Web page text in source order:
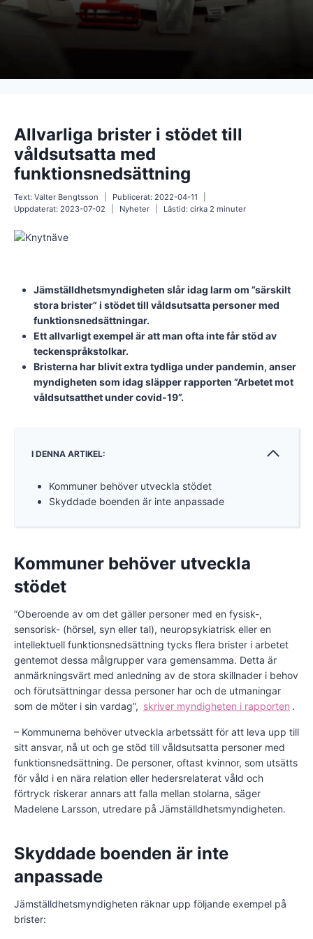
Allvarliga brister i stödet till
våldsutsatta med
funktionsnedsättning
Text: Valter Bengtsson Publicerat: 2022-04-11
Uppdaterat: 2023-07-02 Nyheter Lästid: cirka2minuter
Jämställdhetsmyndigheten slår idag larm om ”särskilt
stora brister” i stödet till våldsutsatta personer med
funktionsnedsättningar.
Ett allvarligt exempel är att man ofta inte får stöd av
teckenspråkstolkar.
Bristerna har blivit extra tydliga under pandemin, anser
myndigheten som idag släpper rapporten ”Arbetet mot
våldsutsatthet under covid-19”.
I DENNA ARTIKEL:
Kommuner behöver utveckla stödet
Skyddade boenden är inte anpassade
Kommuner behöver utveckla
stödet
”Oberoende av om det gäller personer med en fysisk-,
sensorisk- (hörsel, syn eller tal), neuropsykiatrisk eller en
intellektuell funktionsnedsättning tycks flera brister i arbetet
gentemot dessa målgrupper vara gemensamma. Detta är
anmärkningsvärt med anledning av de stora skillnader i behov
och förutsättningar dessa personer har och de utmaningar
som de möter i sin vardag”, skriver myndigheten i rapporten .
– Kommunerna behöver utveckla arbetssätt för att leva upp till
sitt ansvar, nå ut och ge stöd till våldsutsatta personer med
funktionsnedsättning. De personer, oftast kvinnor, som utsätts
för våld i en nära relation eller hedersrelaterat våld och
förtryck riskerar annars att falla mellan stolarna, säger
Madelene Larsson, utredare på Jämställdhetsmyndigheten.
Skyddade boenden är inte
anpassade
Jämställdhetsmyndigheten räknar upp följande exempel på
brister: